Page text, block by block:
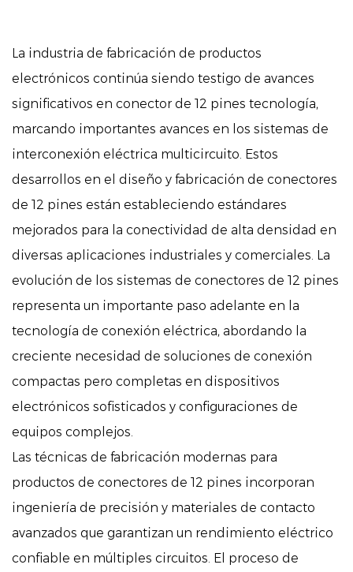
La industria de fabricación de productos
electrónicos continúa siendo testigo de avances
significativos en conector de 12 pines tecnología,
marcando importantes avances en los sistemas de
interconexión eléctrica multicircuito. Estos
desarrollos en el diseño y fabricación de conectores
de 12 pines están estableciendo estándares
mejorados para la conectividad de alta densidad en
diversas aplicaciones industriales y comerciales. La
evolución de los sistemas de conectores de 12 pines
representa un importante paso adelante en la
tecnología de conexión eléctrica, abordando la
creciente necesidad de soluciones de conexión
compactas pero completas en dispositivos
electrónicos sofisticados y configuraciones de
equipos complejos.
Las técnicas de fabricación modernas para
productos de conectores de 12 pines incorporan
ingeniería de precisión y materiales de contacto
avanzados que garantizan un rendimiento eléctrico
confiable en múltiples circuitos. El proceso de